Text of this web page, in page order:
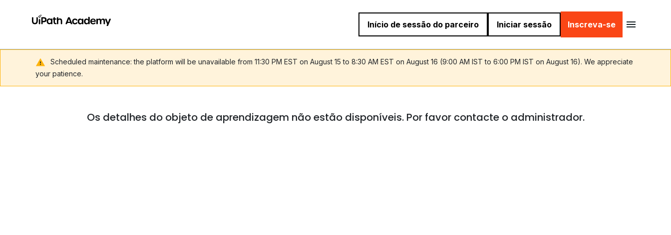
Início de sessão do parceiro Iniciar sessão Inscreva-se
Scheduled maintenance: the platform will be unavailable from 11:30 PM EST on August 15 to 8:30 AM EST on August 16 (9:00 AM IST to 6:00 PM IST on August 16). We appreciate
your patience.
Os detalhes do objeto de aprendizagem não estão disponíveis. Por favor contacte o administrador.